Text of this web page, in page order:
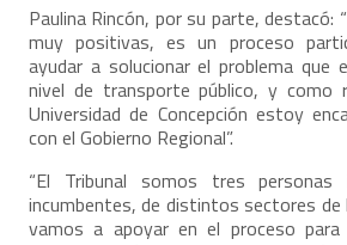
Paulina Rincón, por su parte, destacó:
muy positivas, es un proceso
ayudar a solucionar el problema que
nivel de transporte público, y como
Universidad de Concepción estoy
con el Gobierno Regional”.
“El Tribunal somos tres personas
incumbentes, de distintos sectores de
vamos a apoyar en el proceso